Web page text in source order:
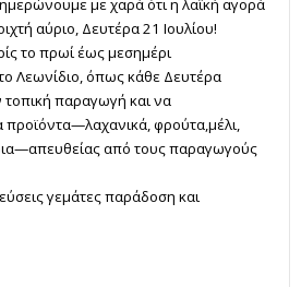
με χαρά ότι η λαϊκή αγορά
αύριο, Δευτέρα 21 Ιουλίου!
το πρωί έως μεσημέρι
Λεωνίδιο, όπως κάθε Δευτέρα
τοπική παραγωγή και να
προϊόντα—λαχανικά, φρούτα,μέλι,
από τους παραγωγούς
γεμάτες παράδοση και